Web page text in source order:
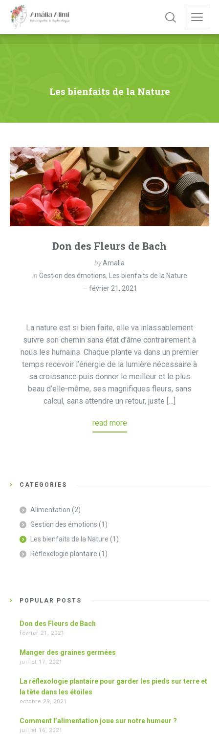
Les bienfaits de la Nature
Don des Fleurs de Bach
byAmalia
in Gestion des émotions,
Les bienfaits de la Nature
février 21, 2021
La nature est si bien faite, elle va inlassablement
suivre son chemin sans état d’âme contrairement à
nous les humains. Chaque plante va dans un premier
temps recevoir l’énergie de la lumière nécessaire à
sa croissance puis donner le meilleur et le plus
beau d’elle-même, ses magnifiques fleurs, sans
calcul, sans attendre un retour, juste […]
read more
CATEGORIES
Alimentation (2)
Gestion des émotions (1)
Les bienfaits de la Nature (1)
Réflexologie plantaire (1)
POPULAR POSTS
Don des Fleurs de Bach
février 21, 2021
Manger des graines germées
juillet 17, 2021
La réflexologie plantaire pour garder les pieds sur terre et
la tête dans les étoiles
octobre 29, 2021
Comment l’alimentation joue sur notre humeur ?
juillet 16, 2021